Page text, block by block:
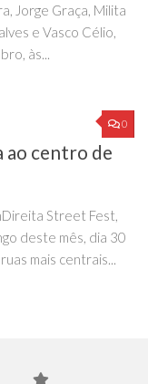
Jorge Graça, Milita
e Vasco Célio,
às...
0
ao centro de
Street Fest,
deste mês, dia 30
mais centrais...